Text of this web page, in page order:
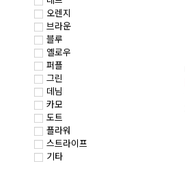
오렌지
브라운
블루
옐로우
퍼플
그린
데님
카모
도트
플라워
스트라이프
기타